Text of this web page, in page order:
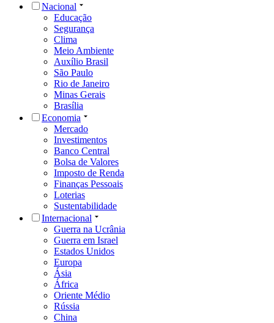
Nacional
Educação
Segurança
Clima
Meio Ambiente
Auxílio Brasil
São Paulo
Rio de Janeiro
Minas Gerais
Brasília
Economia
Mercado
Investimentos
Banco Central
Bolsa de Valores
Imposto de Renda
Finanças Pessoais
Loterias
Sustentabilidade
Internacional
Guerra na Ucrânia
Guerra em Israel
Estados Unidos
Europa
Ásia
África
Oriente Médio
Rússia
China